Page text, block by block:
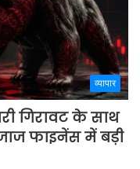
व्यापार
गिरावट के साथ
फाइनेंस में बड़ी